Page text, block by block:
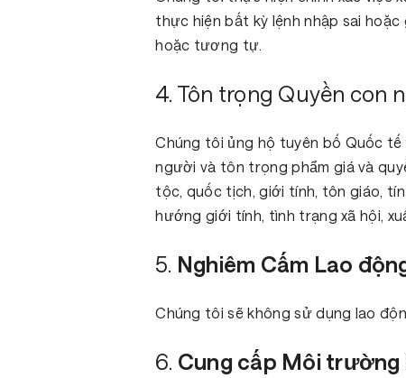
thực hiện bất kỳ lệnh nhập sai
hoặc tương tự.
4. Tôn trọng Quyền con
Chúng tôi ủng hộ tuyên bố Quốc
người và tôn trọng phẩm giá và
tộc, quốc tịch, giới tính, tôn giáo,
hướng giới tính, tình trạng xã hội,
5. Nghiêm Cấm Lao
Chúng tôi sẽ không sử dụng lao
6. Cung cấp Môi trường